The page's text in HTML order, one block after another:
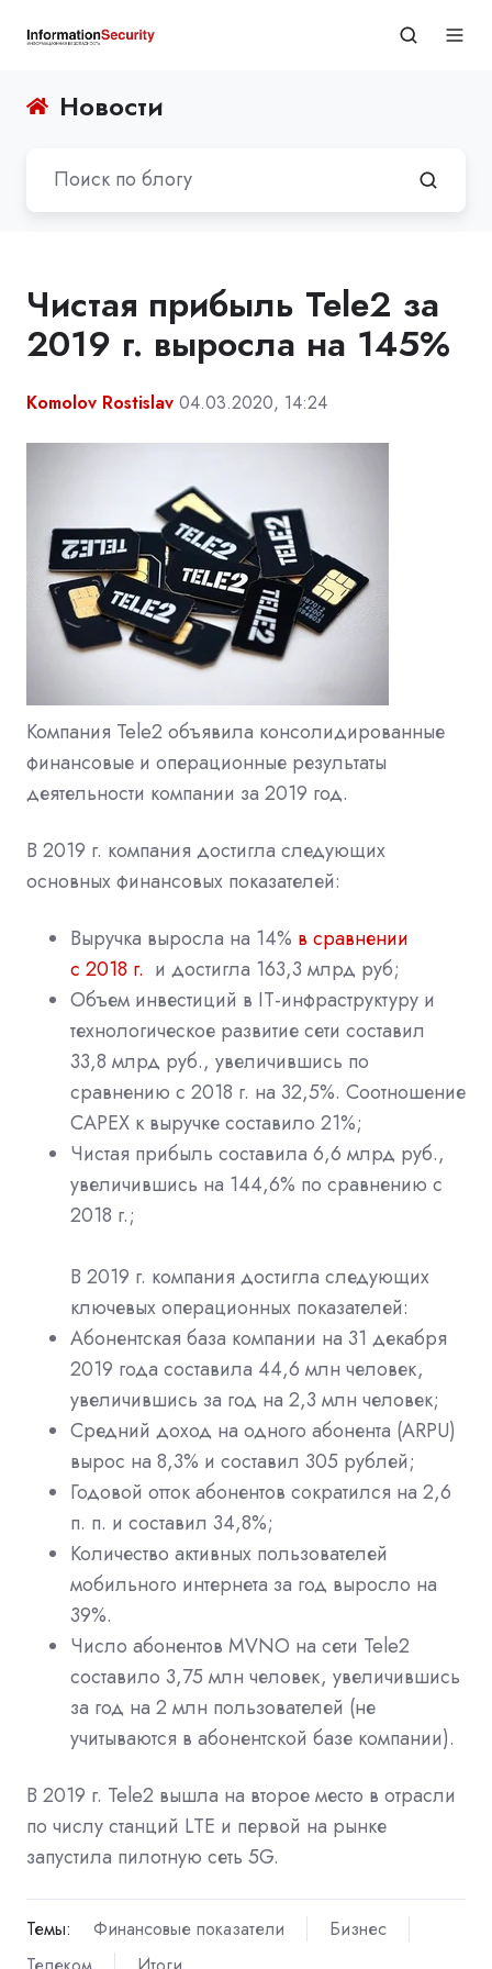
Новости
Чистая прибыль Tele2 за
2019 г. выросла на 145%
Komolov Rostislav 04.03.2020, 14:24
Компания Tele2 объявила консолидированные
финансовые и операционные результаты
деятельности компании за 2019 год.
В 2019 г. компания достигла следующих
основных финансовых показателей:
Выручка выросла на 14% в сравнении
с 2018 г. и достигла 163,3 млрд руб;
Объем инвестиций в IT-инфраструктуру и
технологическое развитие сети составил
33,8 млрд руб., увеличившись по
сравнению с 2018 г. на 32,5%. Соотношение
CAPEX к выручке составило 21%;
Чистая прибыль составила 6,6 млрд руб.,
увеличившись на 144,6% по сравнению с
2018 г.;
В 2019 г. компания достигла следующих
ключевых операционных показателей:
Абонентская база компании на 31 декабря
2019 года составила 44,6 млн человек,
увеличившись за год на 2,3 млн человек;
Средний доход на одного абонента (ARPU)
вырос на 8,3% и составил 305 рублей;
Годовой отток абонентов сократился на 2,6
п. п. и составил 34,8%;
Количество активных пользователей
мобильного интернета за год выросло на
39%.
Число абонентов MVNO на сети Tele2
составило 3,75 млн человек, увеличившись
за год на 2 млн пользователей (не
учитываются в абонентской базе компании).
В 2019 г. Tele2 вышла на второе место в отрасли
по числу станций LTE и первой на рынке
запустила пилотную сеть 5G.
Темы: Финансовые показатели
Бизнес